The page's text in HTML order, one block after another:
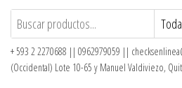
Checks – Tienda en
+ 593 2 2270688 || 0962979059 ||
(Occidental) Lote 10-65 y Manuel Valdiviezo,